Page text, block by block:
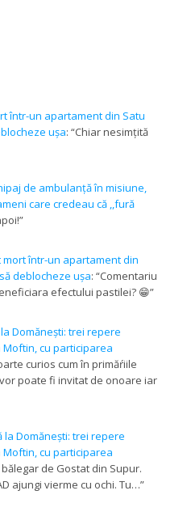
într-un apartament din Satu
ușa: “Chiar nesimțită
de ambulanță în misiune,
care credeau că ,,fură
”
mort într-un apartament din
deblocheze ușa: “Comentariu
efectului pastilei? 😁”
Domănești: trei repere
cu participarea
curios cum în primăŕiile
poate fi invitat de onoare iar
la Domănești: trei repere
cu participarea
bălegar de Gostat din Supur.
ajungi vierme cu ochi. Tu…”